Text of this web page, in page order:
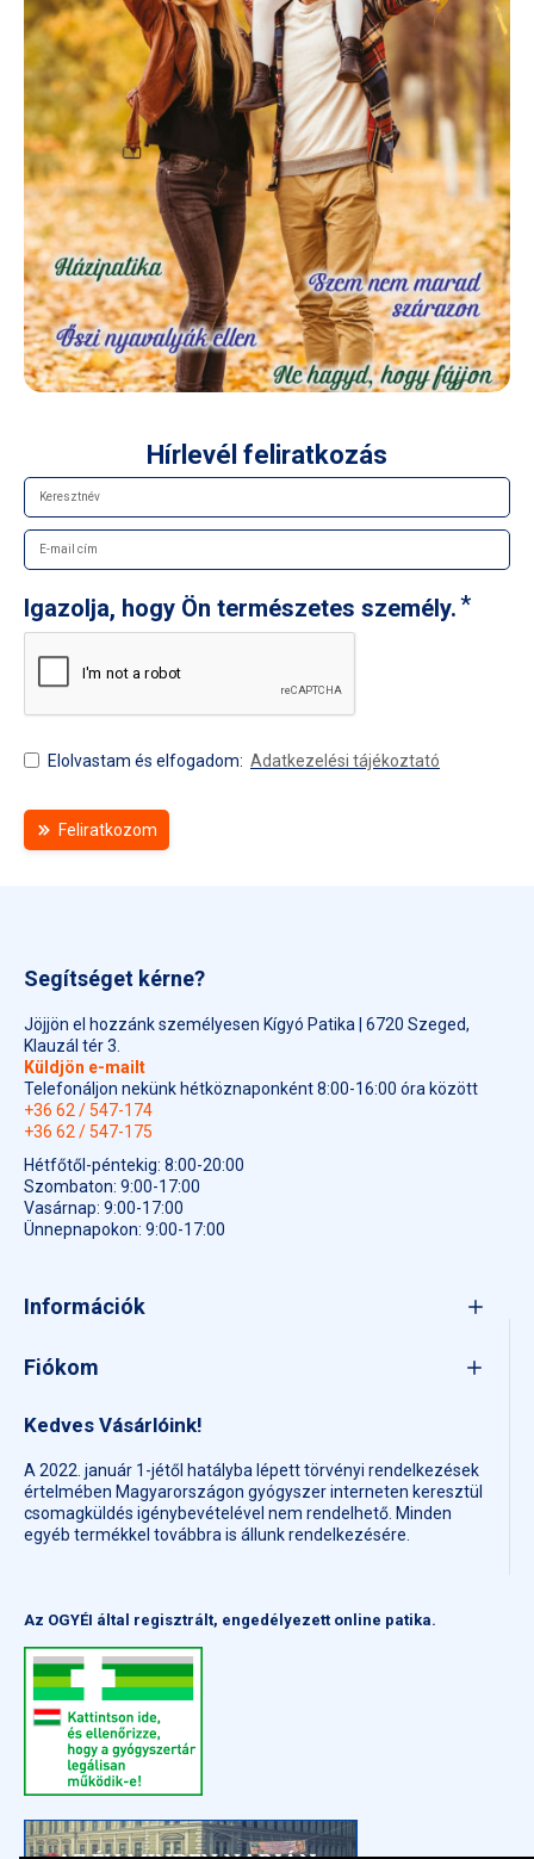
Hírlevél feliratkozás
Igazolja, hogy Ön természetes személy.
Elolvastam és elfogadom: Adatkezelési tájékoztató
Feliratkozom
Segítséget kérne?
Jöjjön el hozzánk személyesen Kígyó Patika | 6720 Szeged,
Klauzál tér 3.
Küldjön e-mailt
Telefonáljon nekünk hétköznaponként 8:00-16:00 óra között
+36 62 / 547-174
+36 62 / 547-175
Hétfőtől-péntekig: 8:00-20:00
Szombaton: 9:00-17:00
Vasárnap: 9:00-17:00
Ünnepnapokon: 9:00-17:00
Információk
Fiókom
Kedves Vásárlóink!
A 2022. január 1-jétől hatályba lépett törvényi rendelkezések
értelmében Magyarországon gyógyszer interneten keresztül
csomagküldés igénybevételével nem rendelhető. Minden
egyéb termékkel továbbra is állunk rendelkezésére.
Az OGYÉI által regisztrált, engedélyezett online patika.